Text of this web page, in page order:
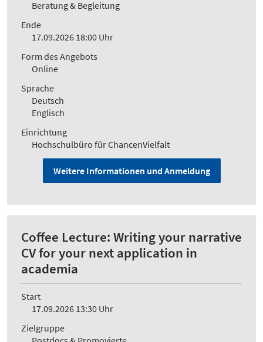
Beratung & Begleitung
Ende
17.09.2026 18:00 Uhr
Form des Angebots
Online
Sprache
Deutsch
Englisch
Einrichtung
Hochschulbüro für ChancenVielfalt
Weitere Informationen und Anmeldung
Coffee Lecture: Writing your narrative
CV for your next application in
academia
Start
17.09.2026 13:30 Uhr
Zielgruppe